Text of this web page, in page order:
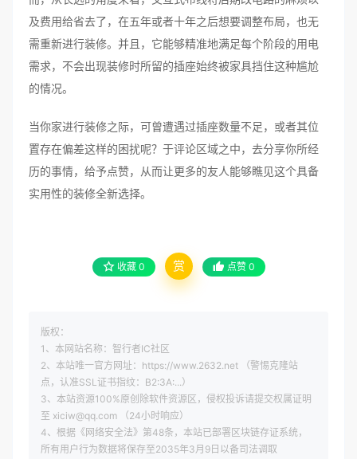
及费用给省去了，在五年或者十年之后想要调整布局，也无
需重新进行装修。并且，它能够精准地满足每个阶段的用电
需求，不会出现装修时所留的插座始终被家具挡住这种尴尬
的情况。
当你家进行装修之际，可曾遭遇过插座数量不足，或者其位
置存在偏差这样的困扰呢？于评论区域之中，去分享你所经
历的事情，给予点赞，从而让更多的友人能够瞧见这个具备
实用性的装修全新选择。
收藏 0 赏 点赞 0
版权：
1、本网站名称：智行者IC社区
2、本站唯一官方网址：https://www.2632.net （警惕克隆站
点，认准SSL证书指纹：B2:3A:...）
3、本站资源100%原创除软件资源区，侵权投诉请提交权属证明
至 xiciw@qq.com （24小时响应）
4、根据《网络安全法》第48条，本站已部署区块链存证系统，
所有用户行为数据将保存至2035年3月9日以备司法调取